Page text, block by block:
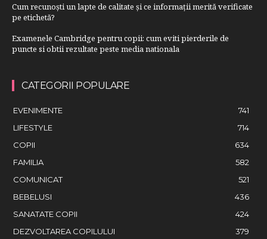
Cum recunoști un lapte de calitate și ce informații merită verificate
pe etichetă?
Examenele Cambridge pentru copii: cum eviti pierderile de
puncte si obtii rezultate peste media nationala
CATEGORII POPULARE
EVENIMENTE
741
LIFESTYLE
714
COPII
634
FAMILIA
582
COMUNICAT
521
BEBELUSI
436
SANATATE COPII
424
DEZVOLTAREA COPILULUI
379